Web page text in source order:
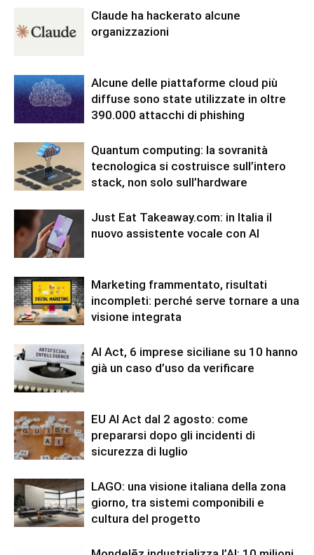
Claude ha hackerato alcune
organizzazioni
Alcune delle piattaforme cloud più
diffuse sono state utilizzate in oltre
390.000 attacchi di phishing
Quantum computing: la sovranità
tecnologica si costruisce sull’intero
stack, non solo sull’hardware
Just Eat Takeaway.com: in Italia il
nuovo assistente vocale con AI
Marketing frammentato, risultati
incompleti: perché serve tornare a una
visione integrata
AI Act, 6 imprese siciliane su 10 hanno
già un caso d’uso da verificare
EU AI Act dal 2 agosto: come
prepararsi dopo gli incidenti di
sicurezza di luglio
LAGO: una visione italiana della zona
giorno, tra sistemi componibili e
cultura del progetto